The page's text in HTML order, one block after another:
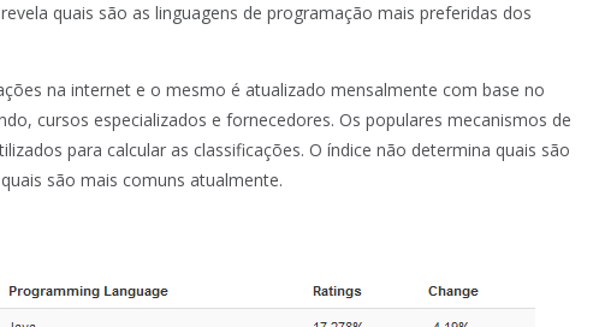
quais são as linguagens de programação mais preferidas dos
na internet e o mesmo é atualizado mensalmente com base no
cursos especializados e fornecedores. Os populares mecanismos de
para calcular as classificações. O índice não determina quais são
são mais comuns atualmente.